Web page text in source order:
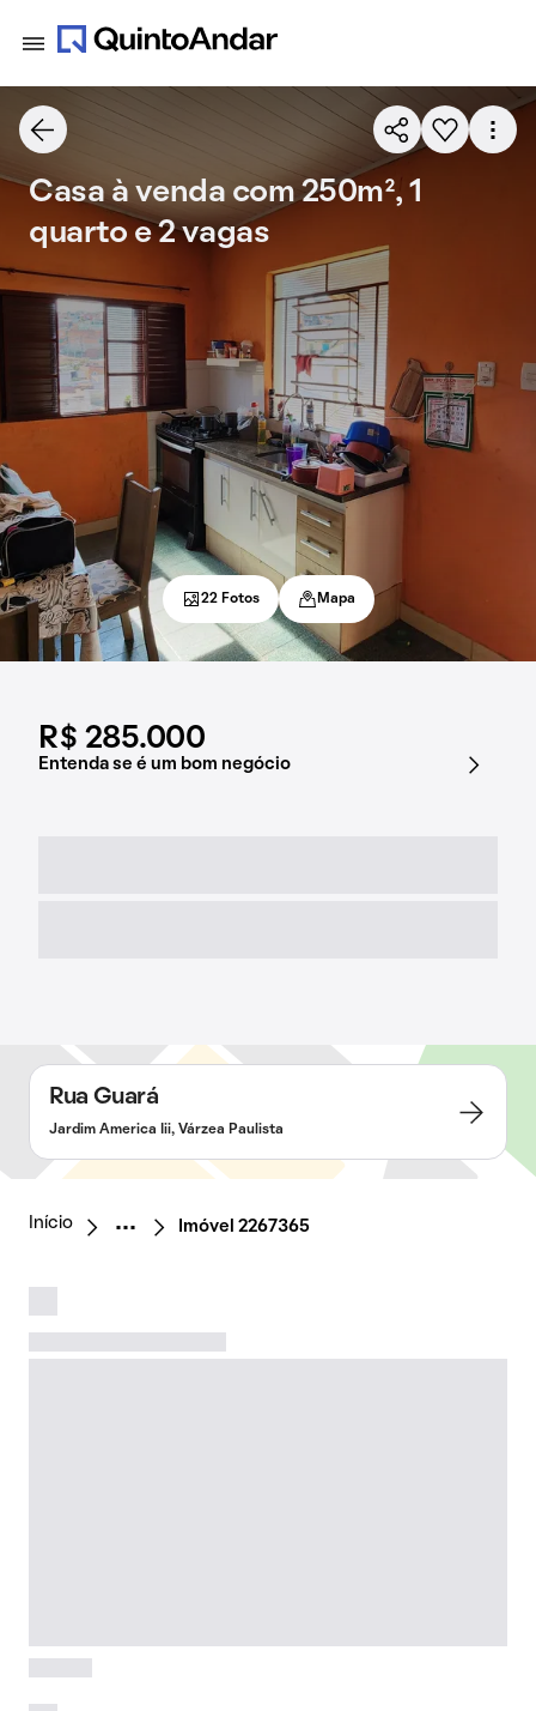
R$ 285.000
Entenda se é um bom negócio
Casa à venda com 250m², 1
quarto e 2 vagas
22 Fotos Mapa
Rua Guará
Jardim America Iii, Várzea Paulista
Início Imóvel 2267365